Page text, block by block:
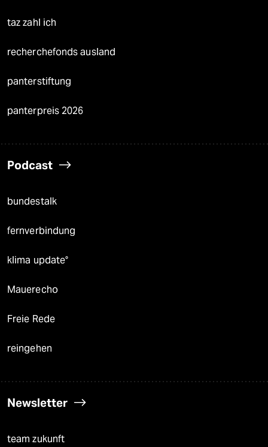
taz zahl ich
recherchefonds ausland
panterstiftung
panterpreis 2026
Podcast
bundestalk
fernverbindung
klima update°
Mauerecho
Freie Rede
reingehen
Newsletter
team zukunft